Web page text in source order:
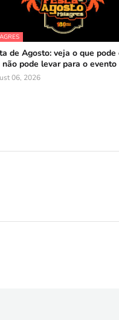
de Agosto: veja o que pode
não pode levar para o evento
06, 2026